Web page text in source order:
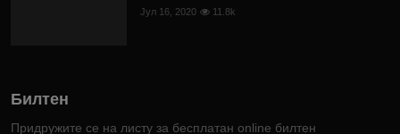
Јул 16, 2020 11.8k
Билтен
Придружите се на листу за бесплатан online билтен